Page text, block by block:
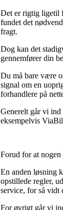
Det er rigtig ligetil
fundet det
fragt.
Dog kan det
gennemfører din
Du må bare være
signal om en
forhandlere på
Generelt går vi ind
eksempelvis
Forud for at nogen
En anden løsning
opstillede regler,
service, for så vidt
For øvrigt går vi